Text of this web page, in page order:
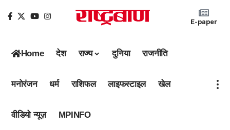
E-paper
Home देश राज्य दुनिया राजनीति
मनोरंजन धर्म राशिफल लाइफस्टाइल खेल
वीडियो न्यूज़ MPINFO